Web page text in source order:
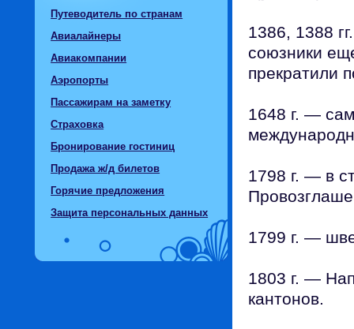
Путеводитель по странам
Авиалайнеры
Авиакомпании
Аэропорты
Пассажирам на заметку
Страховка
Бронирование гостиниц
Продажа ж/д билетов
Горячие предложения
Защита персональных данных
1386, 1388
союзники
прекратили
1648 г. —
1798 г. — в
1799 г. —
1803 г. —
кантонов.